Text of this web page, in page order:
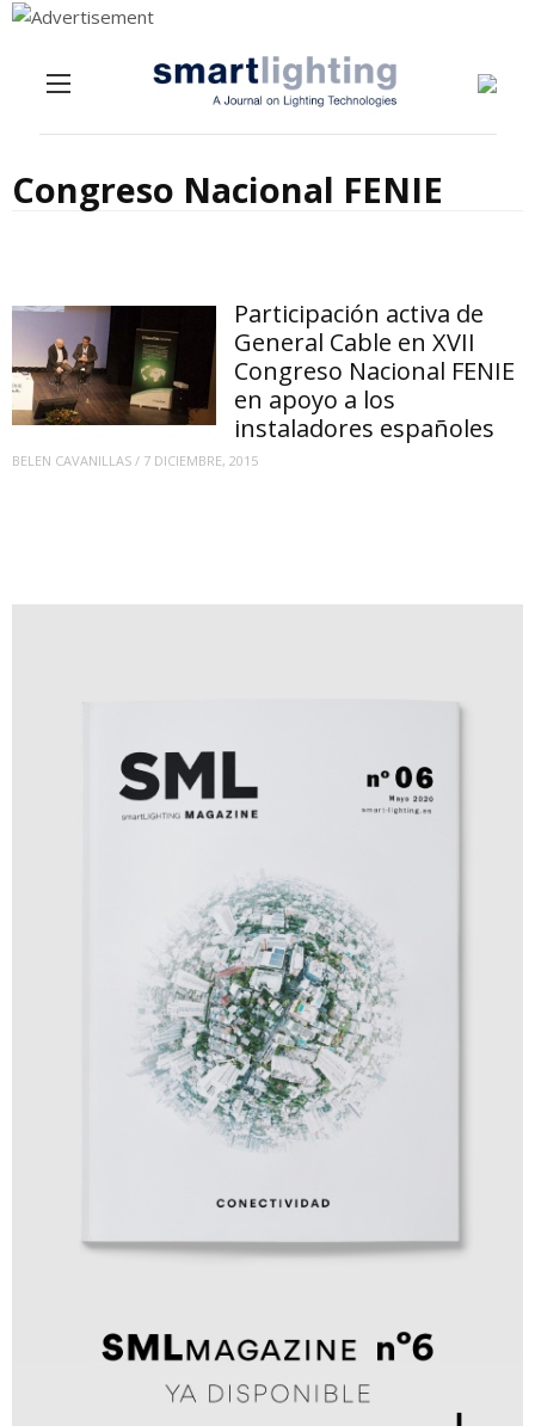
Congreso Nacional FENIE
Participación activa de
General Cable en XVII
Congreso Nacional FENIE
en apoyo a los
instaladores españoles
BELEN CAVANILLAS / 7 DICIEMBRE, 2015